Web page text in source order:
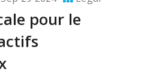
pour le